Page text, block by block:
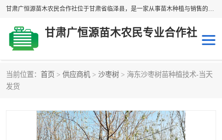
甘肃广恒源苗木农民合作社位于甘肃省临泽县，是一家从事苗木种植与销售的农民合作组织，合作社拥有苗木基地1500多亩，种植苗木品种40多个，年产各类苗木2000多万株。主营：白刺苗、红柳苗、梭梭苗等，我们以“种植一流的苗子，诚信经营”的经营理念，竭诚为每一位客户做优质的服务，欢迎来电咨询！
甘肃广恒源苗木农民专业合作社
当前位置： 首页 > 供应商机 > 沙枣树 > 海东沙枣树苗种植技术-当天
发货新疆杨
圆冠榆 柠条
白刺苗